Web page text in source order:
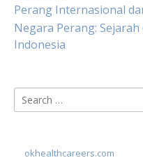
Perang Internasional
Negara Perang:
Indonesia
Search
for:
okhealthcareers.com